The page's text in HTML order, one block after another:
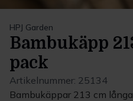
HPJ Garden
Bambukäpp
pack
Artikelnummer: 25134
Bambukäppar 213 cm